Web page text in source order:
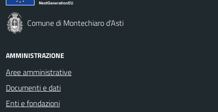
Comune di Montechiaro d'Asti
AMMINISTRAZIONE
Aree amministrative
Documenti e dati
Enti e fondazioni